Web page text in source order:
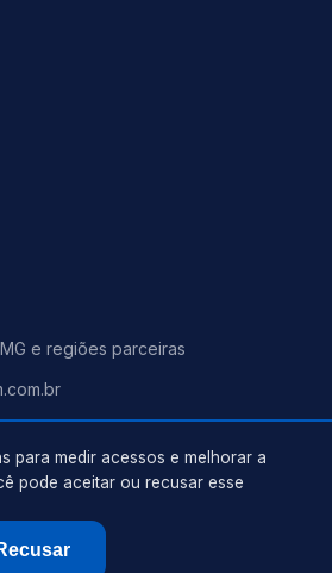
e regiões parceiras
direitos reservados.
para medir acessos e melhorar a
pode aceitar ou recusar esse